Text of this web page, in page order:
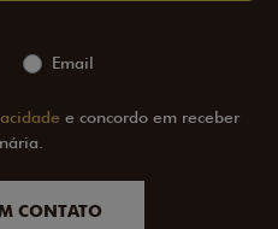
Email
e concordo em receber
CONTATO